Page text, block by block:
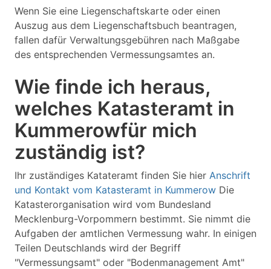
Wenn Sie eine Liegenschaftskarte oder einen
Auszug aus dem Liegenschaftsbuch beantragen,
fallen dafür Verwaltungsgebühren nach Maßgabe
des entsprechenden Vermessungsamtes an.
Wie finde ich heraus,
welches Katasteramt in
Kummerowfür mich
zuständig ist?
Ihr zuständiges Katateramt finden Sie hier Anschrift
und Kontakt vom Katasteramt in Kummerow Die
Katasterorganisation wird vom Bundesland
Mecklenburg-Vorpommern bestimmt. Sie nimmt die
Aufgaben der amtlichen Vermessung wahr. In einigen
Teilen Deutschlands wird der Begriff
"Vermessungsamt" oder "Bodenmanagement Amt"